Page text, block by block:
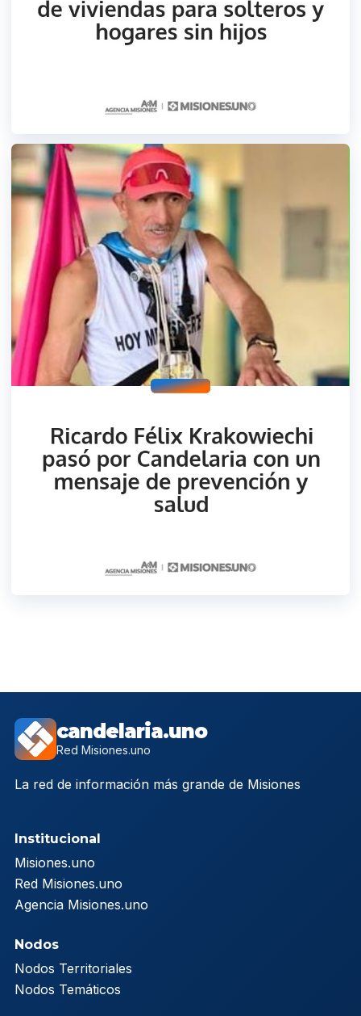
candelaria.uno
Red Misiones.uno
La red de información más grande de Misiones
Institucional
Misiones.uno
Red Misiones.uno
Agencia Misiones.uno
Nodos
Nodos Territoriales
Nodos Temáticos